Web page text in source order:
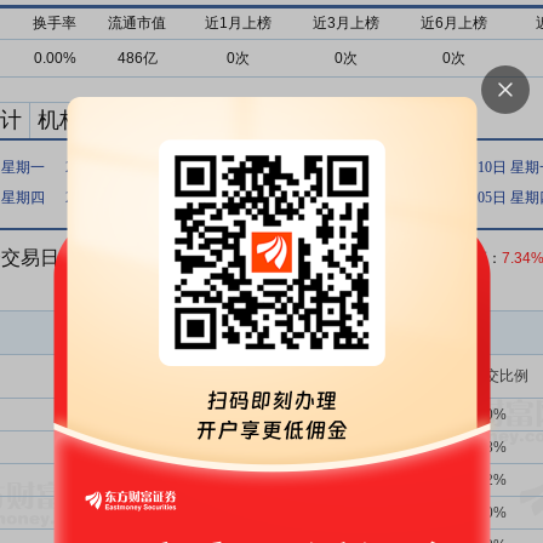
换手率 流通市值 近1月上榜 近3月上榜 近6月上榜
0.00% 486亿 0次 0次 0次
机构买卖统计
期一 2021年07月08日 星期四 2021年05月13日 星期四
2021年05月10日 星
期四
2008年10月23日 星期四 2008年08月01日 星期五 2008年06月05日 星
易日内收盘价格涨幅偏离值 收盘价： 元 涨跌幅： 7.34%
占总成交比例
22860.90
3.50%
2719次
1.88%
39.39% 11230.44
1.72%
2719次39.39%
1.30%